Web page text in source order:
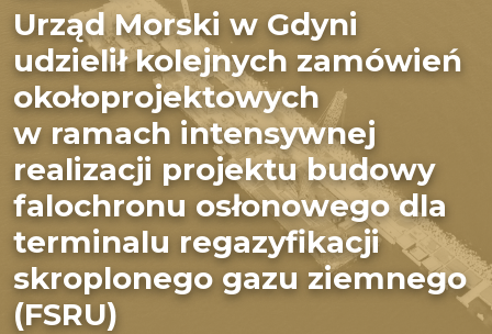
Urząd Morski w Gdyni
udzielił kolejnych zamówień
okołoprojektowych
w ramach intensywnej
realizacji projektu budowy
falochronu osłonowego dla
terminalu regazyfikacji
skroplonego gazu ziemnego
(FSRU)